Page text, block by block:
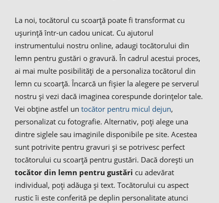
La noi, tocătorul cu scoarță poate fi transformat cu
ușurință într-un cadou unicat. Cu ajutorul
instrumentului nostru online, adaugi tocătorului din
lemn pentru gustări o gravură. În cadrul acestui proces,
ai mai multe posibilități de a personaliza tocătorul din
lemn cu scoarță. Încarcă un fișier la alegere pe serverul
nostru și vezi dacă imaginea corespunde dorințelor tale.
Vei obține astfel un tocător pentru micul dejun,
personalizat cu fotografie. Alternativ, poți alege una
dintre siglele sau imaginile disponibile pe site. Acestea
sunt potrivite pentru gravuri și se potrivesc perfect
tocătorului cu scoarță pentru gustări. Dacă dorești un
tocător din lemn pentru gustări cu adevărat
individual, poți adăuga și text. Tocătorului cu aspect
rustic îi este conferită pe deplin personalitate atunci